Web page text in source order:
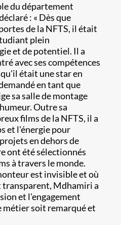
du département
: « Dès que
de la NFTS, il était
plein
et de potentiel. Il a
avec ses compétences
était une star en
en tant que
sa salle de montage
Outre sa
films de la NFTS, il a
et l'énergie pour
en dehors de
ont été sélectionnés
à travers le monde.
est invisible et où
transparent, Mdhamiri a
et l'engagement
métier soit remarqué et